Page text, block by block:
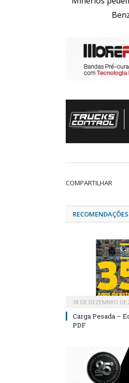
COMPARTILHAR
RECOMENDAÇÕES
18 DE DEZEMBRO DE
Carga Pesada –
PDF